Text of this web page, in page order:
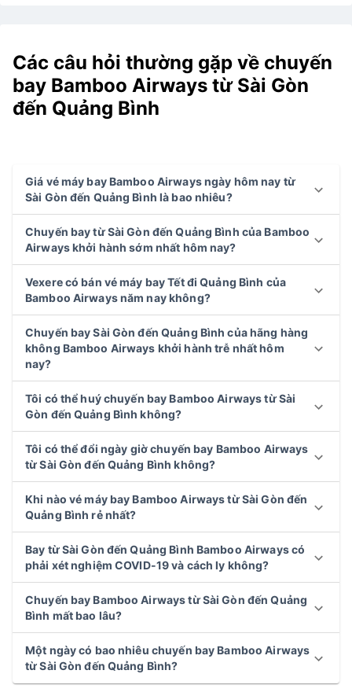
Các câu hỏi thường gặp về chuyến
bay Bamboo Airways từ Sài Gòn
đến Quảng Bình
Giá vé máy bay Bamboo Airways ngày hôm nay từ
Sài Gòn đến Quảng Bình là bao nhiêu?
Chuyến bay từ Sài Gòn đến Quảng Bình của Bamboo
Airways khởi hành sớm nhất hôm nay?
Vexere có bán vé máy bay Tết đi Quảng Bình của
Bamboo Airways năm nay không?
Chuyến bay Sài Gòn đến Quảng Bình của hãng hàng
không Bamboo Airways khởi hành trễ nhất hôm
nay?
Tôi có thể huý chuyến bay Bamboo Airways từ Sài
Gòn đến Quảng Bình không?
Tôi có thể đổi ngày giờ chuyến bay Bamboo Airways
từ Sài Gòn đến Quảng Bình không?
Khi nào vé máy bay Bamboo Airways từ Sài Gòn đến
Quảng Bình rẻ nhất?
Bay từ Sài Gòn đến Quảng Bình Bamboo Airways có
phải xét nghiệm COVID-19 và cách ly không?
Chuyến bay Bamboo Airways từ Sài Gòn đến Quảng
Bình mất bao lâu?
Một ngày có bao nhiêu chuyến bay Bamboo Airways
từ Sài Gòn đến Quảng Bình?